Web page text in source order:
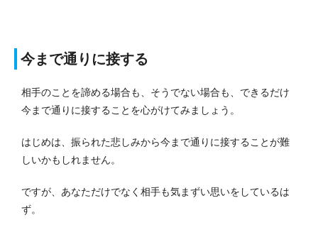
今まで通りに接する
相手のことを諦める場合も、そうでない場合も、できるだけ
今まで通りに接することを心がけてみましょう。
はじめは、振られた悲しみから今まで通りに接することが難
しいかもしれません。
ですが、あなただけでなく相手も気まずい思いをしているは
ず。